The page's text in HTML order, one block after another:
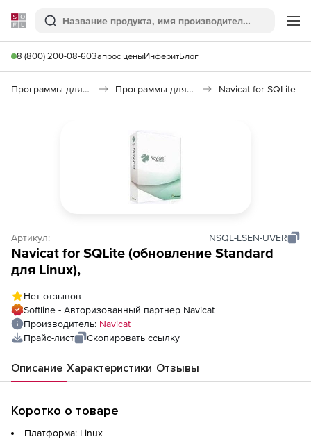
Softline
Поиск
8 (800) 200-08-60Запрос ценыИнферитБлог
Программы для программирования Программы для работы с базами данных Navicat for SQLite
Артикул: NSQL-LSEN-UVER
Navicat for SQLite (обновление Standard
для Linux),
Нет отзывов
Softline - Авторизованный партнер Navicat
Производитель: Navicat
Прайс-лист
Скопировать ссылку
Описание Характеристики Отзывы
Коротко о товаре
Платформа: Linux